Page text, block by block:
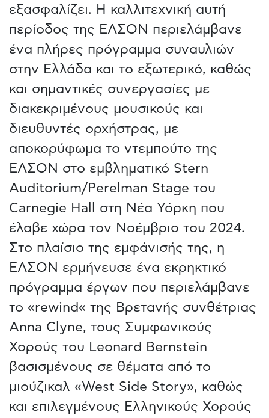
εξασφαλίζει. Η καλλιτεχνική αυτή
περίοδος της ΕΛΣΟΝ περιελάμβανε
ένα πλήρες πρόγραμμα συναυλιών
στην Ελλάδα και το εξωτερικό, καθώς
και σημαντικές συνεργασίες με
διακεκριμένους μουσικούς και
διευθυντές ορχήστρας, με
αποκορύφωμα το ντεμπούτο της
ΕΛΣΟΝ στο εμβληματικό Stern
Auditorium/Perelman Stage του
Carnegie Hall στη Νέα Υόρκη που
έλαβε χώρα τον Νοέμβριο του 2024.
Στο πλαίσιο της εμφάνισής της, η
ΕΛΣΟΝ ερμήνευσε ένα εκρηκτικό
πρόγραμμα έργων που περιελάμβανε
το «rewind« της Βρετανής συνθέτριας
Anna Clyne, τους Συμφωνικούς
Χορούς του Leonard Bernstein
βασισμένους σε θέματα από το
μιούζικαλ «West Side Story», καθώς
και επιλεγμένους Ελληνικούς Χορούς